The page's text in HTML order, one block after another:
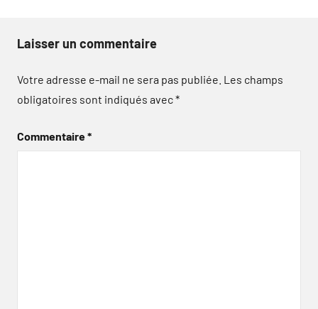
Laisser un commentaire
Votre adresse e-mail ne sera pas publiée. Les champs
obligatoires sont indiqués avec*
Commentaire*